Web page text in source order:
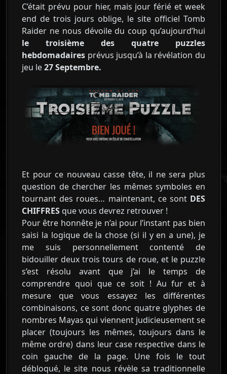
C’était prévu pour hier, mais jour férié et week
end de trois jours oblige, le site officiel Tomb
Raider ne nous dévoile du coup qu’aujourd’hui
le troisième des quatre puzzles
hebdomadaires prévus jusqu’à la révélation du
jeu le27 Septembre.
Et pour ce nouveau casse tête, il ne sera plus
question de chercher les mêmes symboles en
tournant des roues… maintenant, ce sont DES
CHIFFRESque vous devrez retrouver !
Pour être honnête je n’ai pour l’instant pas bien
saisi la logique de la chose (si il y en a une), je
me suis personnellement contenté de
bidouiller deux trois tours de roue, et le puzzle
s’est résolu avant que j’ai le temps de
comprendre quoi que ce soit ! Au fur et à
mesure que vous essayez les différentes
combinaisons, ce sont donc quatre glyphes de
nombres Mayas qui viennent judicieusement se
placer (toujours les mêmes, toujours dans le
même ordre) dans leur case respective dans le
coin gauche de la page. Une fois le tout
débloqué, le site nous révèle sa traditionnelle